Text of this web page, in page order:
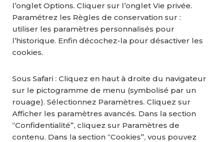
l’onglet Options. Cliquer sur l’onglet Vie privée.
Paramétrez les Règles de conservation sur :
utiliser les paramètres personnalisés pour
l’historique. Enfin décochez-la pour désactiver les
cookies.
Sous Safari : Cliquez en haut à droite du navigateur
sur le pictogramme de menu (symbolisé par un
rouage). Sélectionnez Paramètres. Cliquez sur
Afficher les paramètres avancés. Dans la section
“Confidentialité”, cliquez sur Paramètres de
contenu. Dans la section “Cookies”, vous pouvez